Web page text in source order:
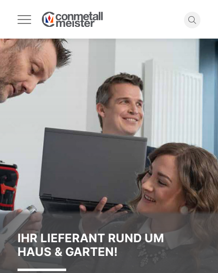
Navigation
umschalten
Suche
IHR LIEFERANT RUND UM
HAUS & GARTEN!